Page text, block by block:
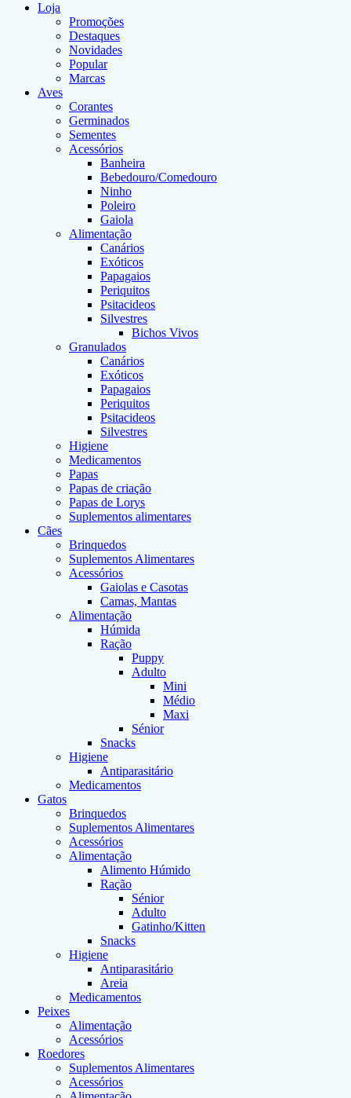
Loja
Promoções
Destaques
Novidades
Popular
Marcas
Aves
Corantes
Germinados
Sementes
Acessórios
Banheira
Bebedouro/Comedouro
Ninho
Poleiro
Gaiola
Alimentação
Canários
Exóticos
Papagaios
Periquitos
Psitacideos
Silvestres
Bichos Vivos
Granulados
Canários
Exóticos
Papagaios
Periquitos
Psitacideos
Silvestres
Higiene
Medicamentos
Papas
Papas de criação
Papas de Lorys
Suplementos alimentares
Cães
Brinquedos
Suplementos Alimentares
Acessórios
Gaiolas e Casotas
Camas, Mantas
Alimentação
Húmida
Ração
Puppy
Adulto
Mini
Médio
Maxi
Sénior
Snacks
Higiene
Antiparasitário
Medicamentos
Gatos
Brinquedos
Suplementos Alimentares
Acessórios
Alimentação
Alimento Húmido
Ração
Sénior
Adulto
Gatinho/Kitten
Snacks
Higiene
Antiparasitário
Areia
Medicamentos
Peixes
Alimentação
Acessórios
Roedores
Suplementos Alimentares
Acessórios